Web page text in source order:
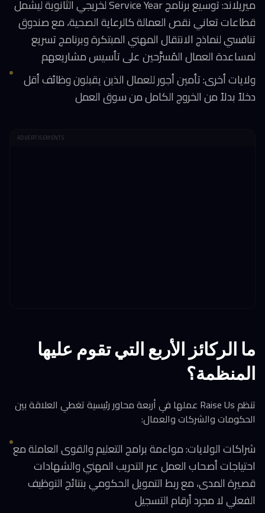
ميريلاند: توسيع برنامج Service Year لخريجي الثانوية ليشمل
قطاعات تعاني نقص العمالة كالرعاية الصحية، مع صندوق
تنافسي لنماذج الانتقال المهني المبتكرة وبرنامج تسريع
لمساعدة العمال المُسرَّحين على تأسيس مشاريعهم
ولايات أخرى: تأمين أجور للعمال الذين يقبلون وظائف أقل
دخلاً بدلاً من الخروج الكامل من سوق العمل
ADVERTISEMENTS
ما الركائز الأربع التي تقوم عليها
المنظمة؟
تنظم Raise Us عملها في أربعة محاور رئيسية تغطي العلاقة بين
الحكومات والشركات والعمال:
شراكات الولايات: مواءمة برامج التعليم والقوى العاملة مع
احتياجات أصحاب العمل عبر التدريب المهني والشهادات
قصيرة المدى، مع ربط التمويل الحكومي بنتائج التوظيف
الفعلي لا مجرد أرقام التسجيل